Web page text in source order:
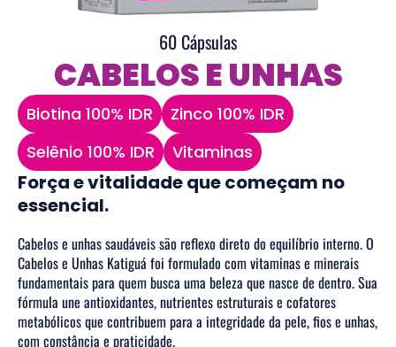
60 Cápsulas
CABELOS E UNHAS
Biotina 100% IDR
Zinco 100% IDR
Selênio 100% IDR
Vitaminas
Força e vitalidade que começam no
essencial.
Cabelos e unhas saudáveis são reflexo direto do equilíbrio interno. O
Cabelos e Unhas Katiguá foi formulado com vitaminas e minerais
fundamentais para quem busca uma beleza que nasce de dentro. Sua
fórmula une antioxidantes, nutrientes estruturais e cofatores
metabólicos que contribuem para a integridade da pele, fios e unhas,
com constância e praticidade.